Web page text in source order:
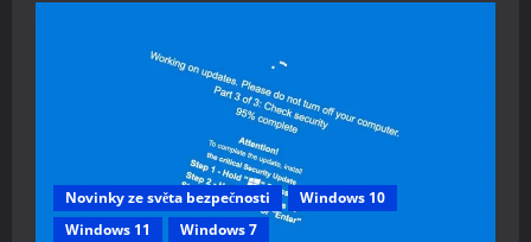
Novinky ze světa bezpečnosti
Windows 10
Windows 11
Windows 7